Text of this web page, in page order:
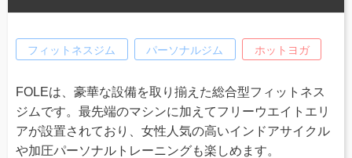
フィットネスジム パーソナルジム ホットヨガ
FOLEは、豪華な設備を取り揃えた総合型フィットネス
ジムです。最先端のマシンに加えてフリーウエイトエリ
アが設置されており、女性人気の高いインドアサイクル
や加圧パーソナルトレーニングも楽しめます。